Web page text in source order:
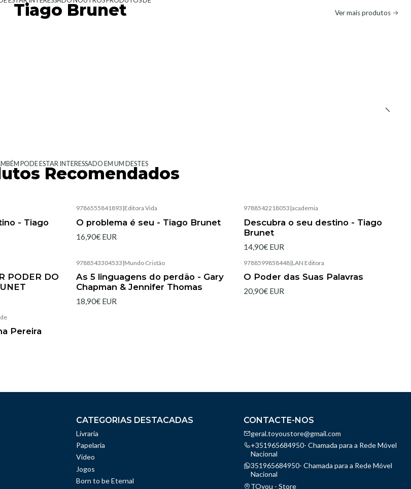
Tiago Brunet Ver mais produtos
PODE ESTAR INTERESSADO EM UM DESTES
Recomendados
- Tiago
9786555841893 |Editora Vida
O problema é seu - Tiago Brunet
16,90€ EUR
9788542218053 |academia
Descubra o seu destino - Tiago
Brunet
14,90€ EUR
PODER DO
9788543304533 |Mundo Cristão
As 5 linguagens do perdão - Gary
Chapman & Jennifer Thomas
18,90€ EUR
9788599858448|LAN Editora
O Poder das Suas Palavras
20,90€ EUR
Pereira
CATEGORIAS DESTACADAS
Livraria
Papelaria
Vídeo
Jogos
Born to be Eternal
CONTACTE-NOS
geral.toyoustore@gmail.com
+351965684950- Chamada para a Rede Móvel
Nacional
351965684950- Chamada para a Rede Móvel
Nacional
TOyou - Store